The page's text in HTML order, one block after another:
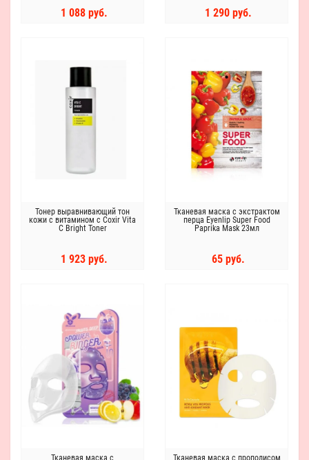
1 088 руб. 1 290 руб.
Тонер выравнивающий тон
кожи с витамином с Coxir Vita
C Bright Toner
1 923 руб.
Тканевая маска с экстрактом
перца Eyenlip Super Food
Paprika Mask 23мл
65 руб.
Тканевая маска с
Тканевая маска с прополисом